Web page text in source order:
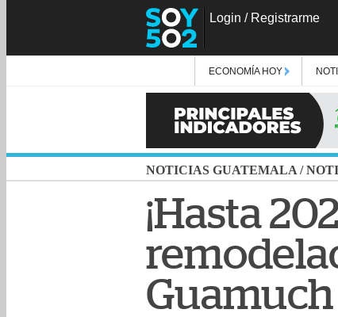
Login / Registrarme
ECONOMÍA HOY
NOTICIAS GUATEMALA /
¡Hasta
Guamuch